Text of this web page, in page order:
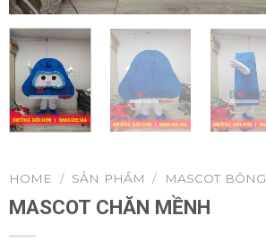
HOME / SẢN PHẨM / MASCOT BÔNG
MASCOT CHĂN MỀNH